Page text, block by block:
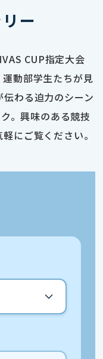
ー
CUP指定大会
動部学生たちが見
わる迫力のシーン
。興味のある競技
にご覧ください。